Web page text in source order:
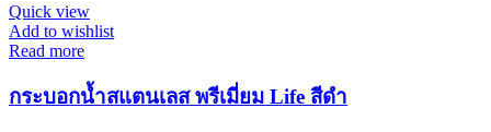
Quick view
Add to wishlist
Read more
กระบอกน้ำสแตนเลส พรีเมี่ยม Life สีดำ